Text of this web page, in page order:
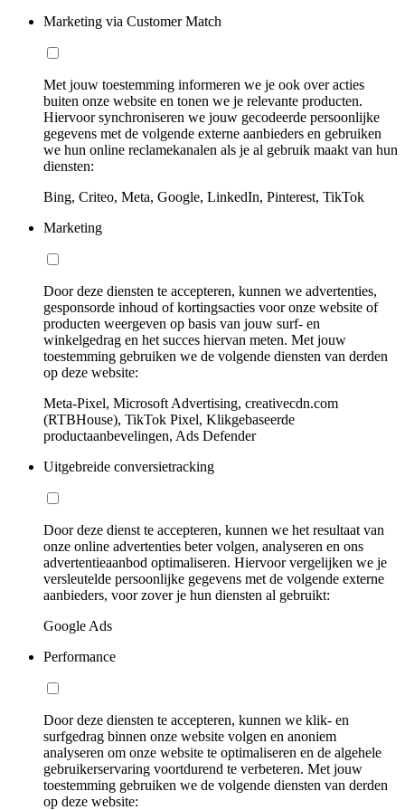
Marketing via Customer Match
Met jouw toestemming informeren we je ook over acties
buiten onze website en tonen we je relevante producten.
Hiervoor synchroniseren we jouw gecodeerde persoonlijke
gegevens met de volgende externe aanbieders en gebruiken
we hun online reclamekanalen als je al gebruik maakt van hun
diensten:
Bing, Criteo, Meta, Google, LinkedIn, Pinterest, TikTok
Marketing
Door deze diensten te accepteren, kunnen we advertenties,
gesponsorde inhoud of kortingsacties voor onze website of
producten weergeven op basis van jouw surf- en
winkelgedrag en het succes hiervan meten. Met jouw
toestemming gebruiken we de volgende diensten van derden
op deze website:
Meta-Pixel, Microsoft Advertising, creativecdn.com
(RTBHouse), TikTok Pixel, Klikgebaseerde
productaanbevelingen, Ads Defender
Uitgebreide conversietracking
Door deze dienst te accepteren, kunnen we het resultaat van
onze online advertenties beter volgen, analyseren en ons
advertentieaanbod optimaliseren. Hiervoor vergelijken we je
versleutelde persoonlijke gegevens met de volgende externe
aanbieders, voor zover je hun diensten al gebruikt:
Google Ads
Performance
Door deze diensten te accepteren, kunnen we klik- en
surfgedrag binnen onze website volgen en anoniem
analyseren om onze website te optimaliseren en de algehele
gebruikerservaring voortdurend te verbeteren. Met jouw
toestemming gebruiken we de volgende diensten van derden
op deze website: